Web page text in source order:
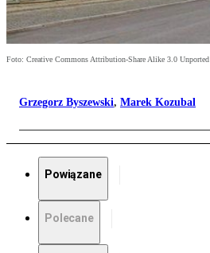
Foto: Creative Commons Attribution-Share Alike 3.0 Unported
Grzegorz Byszewski, Marek Kozubal
Powiązane
Polecane